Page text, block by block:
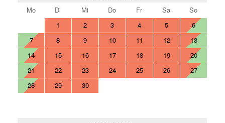
Mo
Di Mi Do Fr Sa
So
1
2 3 4 5
6
7
8 9 10 11 12
13
14
15 16 17 18 19
20
21
22 23 24 25 26
27
28
29 30